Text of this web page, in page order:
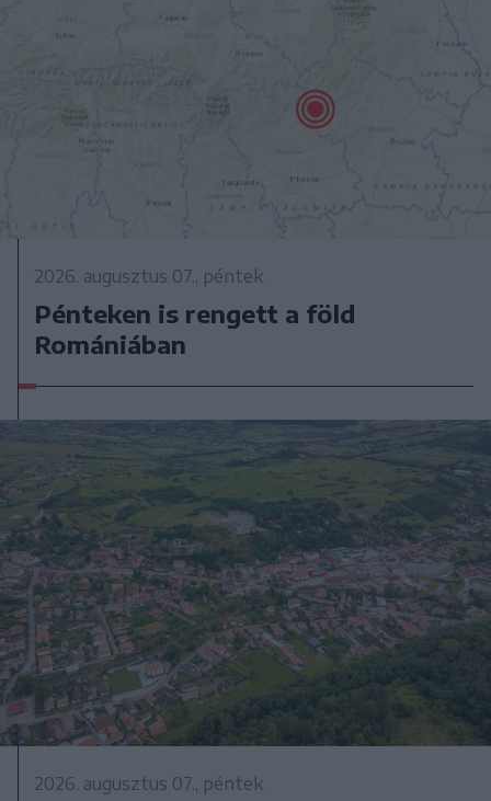
2026. augusztus 07., péntek
Pénteken is rengett a föld
Romániában
2026. augusztus 07., péntek